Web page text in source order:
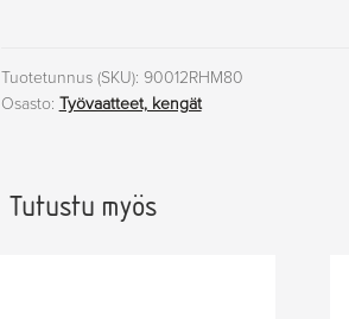
määrä
Tuotetunnus (SKU): 90012RHM80
Osasto: Työvaatteet, kengät
Tutustu myös